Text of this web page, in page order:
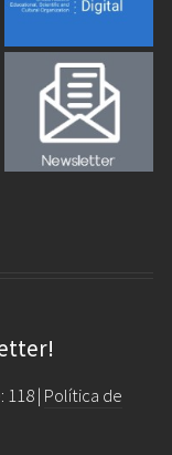
118 | Política de